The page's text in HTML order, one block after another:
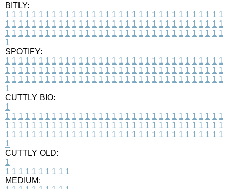
BITLY:
1 1 1 1 1 1 1 1 1 1 1 1 1 1 1 1 1 1 1 1 1 1 1 1 1 1 1 1 1 1 1 1 1
1 1 1 1 1 1 1 1 1 1 1 1 1 1 1 1 1 1 1 1 1 1 1 1 1 1 1 1 1 1 1 1 1
1 1 1 1 1 1 1 1 1 1 1 1 1 1 1 1 1 1 1 1 1 1 1 1 1 1 1 1 1 1 1 1 1
1
SPOTIFY:
1 1 1 1 1 1 1 1 1 1 1 1 1 1 1 1 1 1 1 1 1 1 1 1 1 1 1 1 1 1 1 1 1
1 1 1 1 1 1 1 1 1 1 1 1 1 1 1 1 1 1 1 1 1 1 1 1 1 1 1 1 1 1 1 1 1
1 1 1 1 1 1 1 1 1 1 1 1 1 1 1 1 1 1 1 1 1 1 1 1 1 1 1 1 1 1 1 1 1
1
CUTTLY BIO:
1
1 1 1 1 1 1 1 1 1 1 1 1 1 1 1 1 1 1 1 1 1 1 1 1 1 1 1 1 1 1 1 1 1
1 1 1 1 1 1 1 1 1 1 1 1 1 1 1 1 1 1 1 1 1 1 1 1 1 1 1 1 1 1 1 1 1
1 1 1 1 1 1 1 1 1 1 1 1 1 1 1 1 1 1 1 1 1 1 1 1 1 1 1 1 1 1 1 1 1
1
CUTTLY OLD:
1
1 1 1 1 1 1 1 1 1 1
MEDIUM: